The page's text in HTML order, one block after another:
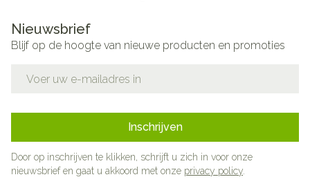
Nieuwsbrief
Blijf op de hoogte van nieuwe producten en promoties
Inschrijven
Door op inschrijven te klikken, schrijft u zich in voor onze
nieuwsbrief en gaat u akkoord met onze privacy policy